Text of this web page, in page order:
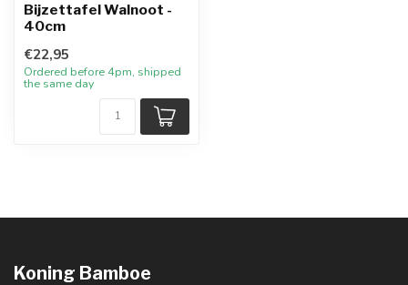
Bijzettafel Walnoot -
40cm
€22,95
Ordered before 4pm, shipped
the same day
Koning Bamboe